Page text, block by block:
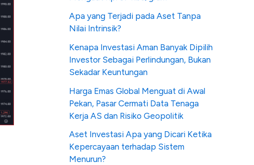
Apa yang Terjadi pada Aset Tanpa
Nilai Intrinsik?
Kenapa Investasi Aman Banyak Dipilih
Investor Sebagai Perlindungan, Bukan
Sekadar Keuntungan
Harga Emas Global Menguat di Awal
Pekan, Pasar Cermati Data Tenaga
Kerja AS dan Risiko Geopolitik
Aset Investasi Apa yang Dicari Ketika
Kepercayaan terhadap Sistem
Menurun?